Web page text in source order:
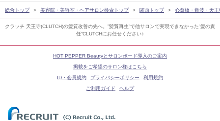
クラッチ 天王寺(CLUTCH)の髪質改善の先へ。”髪質再生”で他サロンで実現できなかった”髪の責
任”CLUTCHにお任せください♪
総合トップ 美容院・美容室・ヘアサロン検索トップ 関西トップ 心斎橋・難波・天
HOT PEPPER Beautyとサロンボード導入のご案内
掲載をご希望のサロン様はこちら
ID・会員規約
プライバシーポリシー
利用規約
ご利用ガイド
ヘルプ